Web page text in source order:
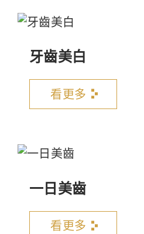
牙齒美白
看更多
一日美齒
看更多